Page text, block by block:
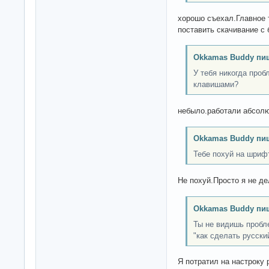
хорошо съехал.Главное
поставить скачивание
Okkamas Buddy
У тебя никогда
клавишами?
небыло.работали
Okkamas Buddy
Тебе похуй на
Не похуй.Просто я не
Okkamas Buddy
Ты не видишь
"как сделать
Я потратил на настроку